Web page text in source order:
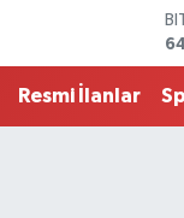
Resmi İlanlar